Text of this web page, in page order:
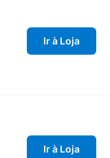
Ir à Loja
Ir à Loja